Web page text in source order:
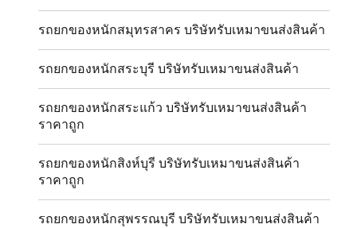
รถยกของหนักสมุทรสาคร บริษัทรับเหมาขนส่งสินค้า
รถยกของหนักสระบุรี บริษัทรับเหมาขนส่งสินค้า
รถยกของหนักสระแก้ว บริษัทรับเหมาขนส่งสินค้า
ราคาถูก
รถยกของหนักสิงห์บุรี บริษัทรับเหมาขนส่งสินค้า
ราคาถูก
รถยกของหนักสุพรรณบุรี บริษัทรับเหมาขนส่งสินค้า